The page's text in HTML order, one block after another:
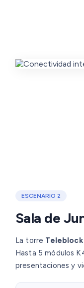
ESCENARIO 2
Sala de
La torre Teleblock
Hasta 5 módulos
presentaciones y